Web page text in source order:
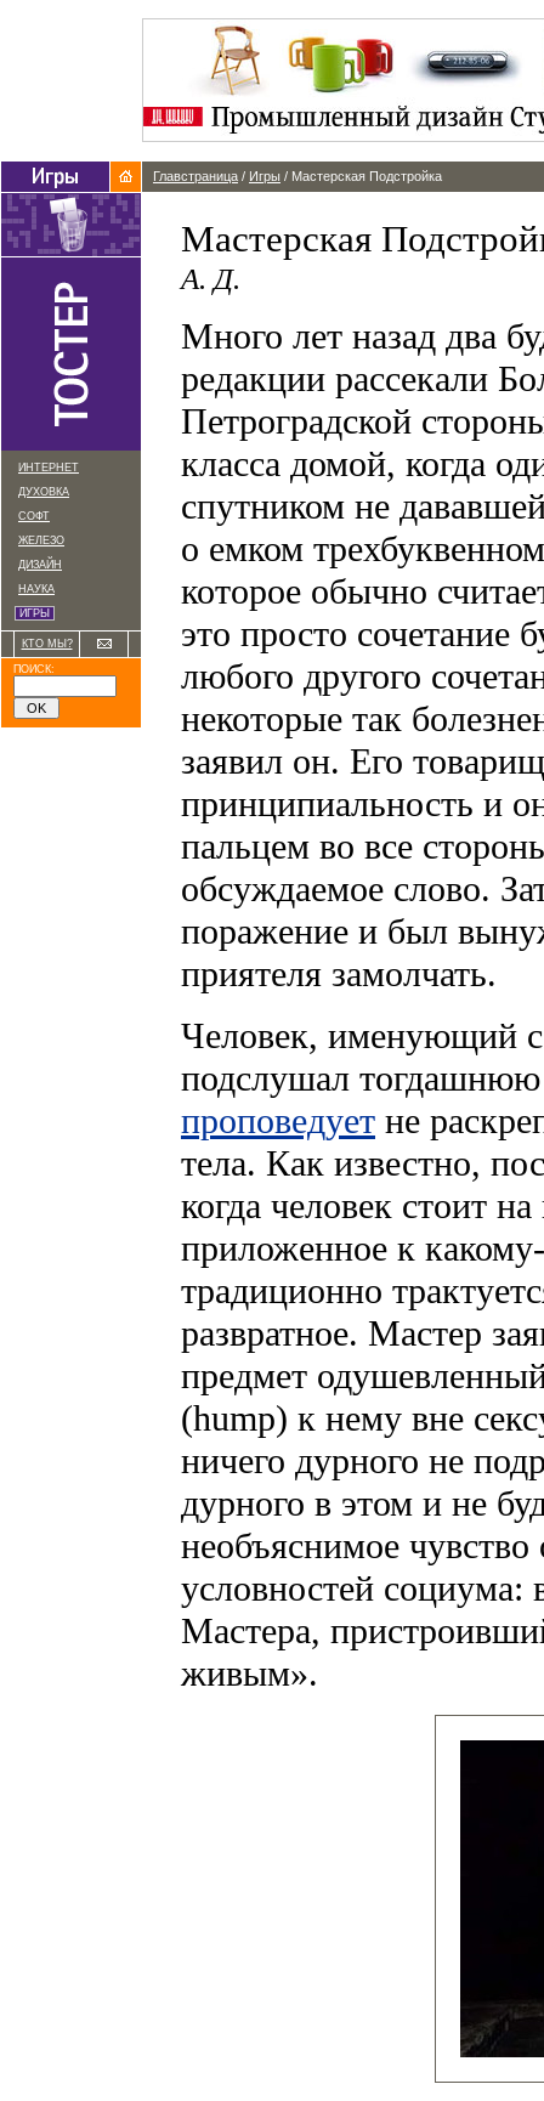
Главстраница / Игры / Мастерская Подстройка
ИНТЕРНЕТ
ДУХОВКА
СОФТ
ЖЕЛЕЗО
ДИЗАЙН
НАУКА
ИГРЫ
КТО МЫ?
ПОИСК:
Мастерская
А. Д.
Много лет назад два
редакции рассекали
Петроградской
класса домой, когда
спутником не
о емком
которое обычно
это просто сочетание
любого другого
некоторые так
заявил он. Его
принципиальность и
пальцем во все
обсуждаемое слово.
поражение и был
приятеля замолчать.
Человек, именующий
подслушал тогдашнюю
проповедует не
тела. Как известно,
когда человек стоит
приложенное к
традиционно
развратное. Мастер
предмет
(hump) к нему вне
ничего дурного не
дурного в этом и не
необъяснимое
условностей социума:
Мастера,
живым».